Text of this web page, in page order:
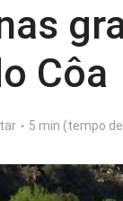
Côa
5 min (tempo